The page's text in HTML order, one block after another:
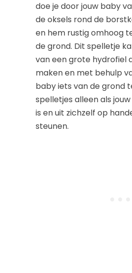
doe je door jouw baby
de oksels rond de
en hem rustig omhoog
de grond. Dit spelletje
van een grote hydrofiel
maken en met behulp
baby iets van de grond
spelletjes alleen als
is en uit zichzelf op
steunen.